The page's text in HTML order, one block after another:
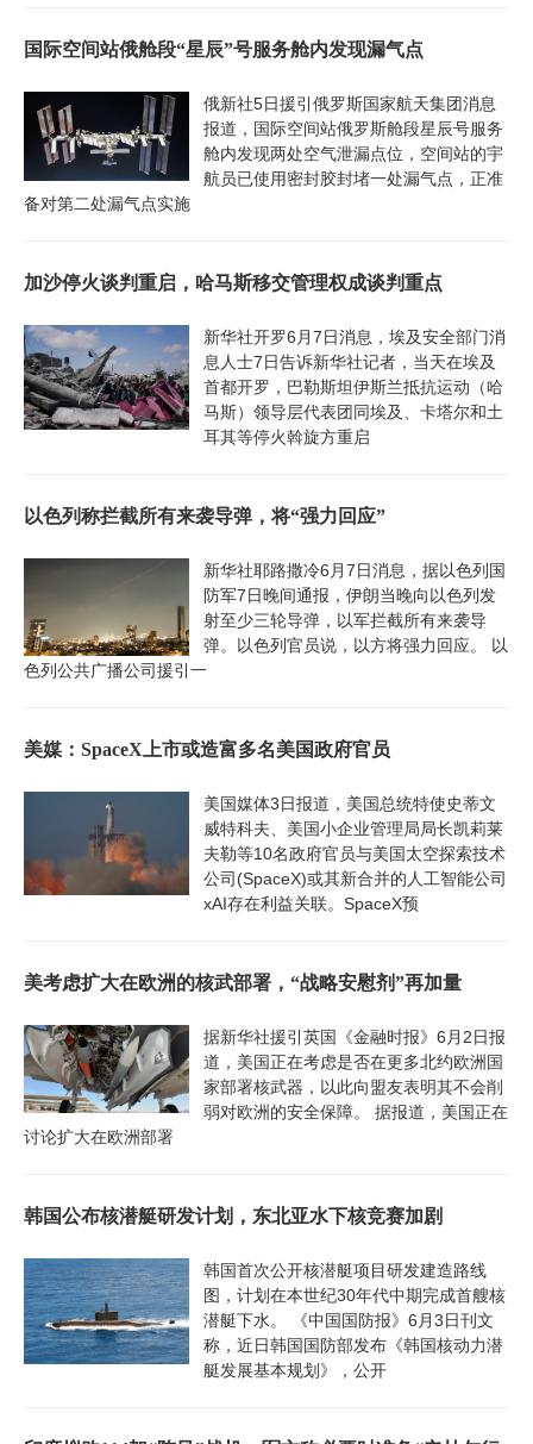
国际空间站俄舱段“星辰”号服务舱内发现漏气点
俄新社5日援引俄罗斯国家航天集团消息
报道，国际空间站俄罗斯舱段星辰号服务
舱内发现两处空气泄漏点位，空间站的宇
航员已使用密封胶封堵一处漏气点，正准
备对第二处漏气点实施
加沙停火谈判重启，哈马斯移交管理权成谈判重点
新华社开罗6月7日消息，埃及安全部门消
息人士7日告诉新华社记者，当天在埃及
首都开罗，巴勒斯坦伊斯兰抵抗运动（哈
马斯）领导层代表团同埃及、卡塔尔和土
耳其等停火斡旋方重启
以色列称拦截所有来袭导弹，将“强力回应”
新华社耶路撒冷6月7日消息，据以色列国
防军7日晚间通报，伊朗当晚向以色列发
射至少三轮导弹，以军拦截所有来袭导
弹。以色列官员说，以方将强力回应。 以
色列公共广播公司援引一
美媒：SpaceX上市或造富多名美国政府官员
美国媒体3日报道，美国总统特使史蒂文
威特科夫、美国小企业管理局局长凯莉莱
夫勒等10名政府官员与美国太空探索技术
公司(SpaceX)或其新合并的人工智能公司
xAI存在利益关联。SpaceX预
美考虑扩大在欧洲的核武部署，“战略安慰剂”再加量
据新华社援引英国《金融时报》6月2日报
道，美国正在考虑是否在更多北约欧洲国
家部署核武器，以此向盟友表明其不会削
弱对欧洲的安全保障。 据报道，美国正在
讨论扩大在欧洲部署
韩国公布核潜艇研发计划，东北亚水下核竞赛加剧
韩国首次公开核潜艇项目研发建造路线
图，计划在本世纪30年代中期完成首艘核
潜艇下水。 《中国国防报》6月3日刊文
称，近日韩国国防部发布《韩国核动力潜
艇发展基本规划》，公开